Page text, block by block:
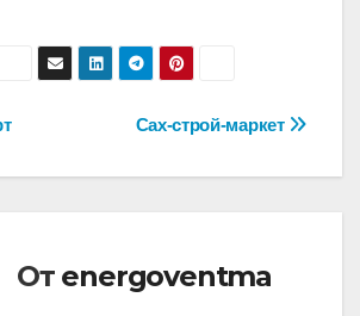
Сах-строй-маркет
От energoventma